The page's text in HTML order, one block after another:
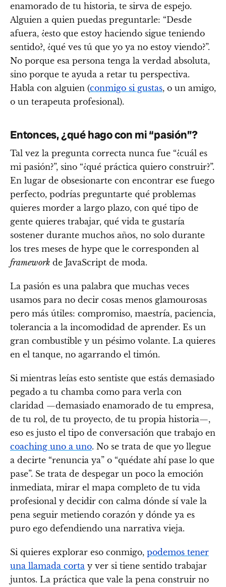
enamorado de tu historia, te sirva de espejo.
Alguien a quien puedas preguntarle: “Desde
afuera, ¿esto que estoy haciendo sigue teniendo
sentido?, ¿qué ves tú que yo ya no estoy viendo?”.
No porque esa persona tenga la verdad absoluta,
sino porque te ayuda a retar tu perspectiva.
Habla con alguien (conmigo si gustas, o un amigo,
o un terapeuta profesional).
Entonces, ¿qué hago con mi “pasión”?
Tal vez la pregunta correcta nunca fue “¿cuál es
mi pasión?”, sino “¿qué práctica quiero construir?”.
En lugar de obsesionarte con encontrar ese fuego
perfecto, podrías preguntarte qué problemas
quieres morder a largo plazo, con qué tipo de
gente quieres trabajar, qué vida te gustaría
sostener durante muchos años, no solo durante
los tres meses de hype que le corresponden al
framework de JavaScript de moda.
La pasión es una palabra que muchas veces
usamos para no decir cosas menos glamourosas
pero más útiles: compromiso, maestría, paciencia,
tolerancia a la incomodidad de aprender. Es un
gran combustible y un pésimo volante. La quieres
en el tanque, no agarrando el timón.
Si mientras leías esto sentiste que estás demasiado
pegado a tu chamba como para verla con
claridad —demasiado enamorado de tu empresa,
de tu rol, de tu proyecto, de tu propia historia—,
eso es justo el tipo de conversación que trabajo en
coaching uno a uno. No se trata de que yo llegue
a decirte “renuncia ya” o “quédate ahí pase lo que
pase”. Se trata de despegar un poco la emoción
inmediata, mirar el mapa completo de tu vida
profesional y decidir con calma dónde sí vale la
pena seguir metiendo corazón y dónde ya es
puro ego defendiendo una narrativa vieja.
Si quieres explorar eso conmigo, podemos tener
una llamada corta y ver si tiene sentido trabajar
juntos. La práctica que vale la pena construir no